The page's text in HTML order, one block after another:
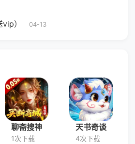
） 04-13
聊斋搜神
1次下载
天书奇谈
4次下载